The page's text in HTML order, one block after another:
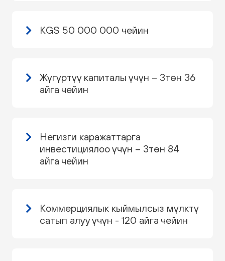
KGS 50 000 000 чейин
Жүгүртүү капиталы үчүн – 3төн 36
айга чейин
Негизги каражаттарга
инвестициялоо үчүн – 3төн 84
айга чейин
Коммерциялык кыймылсыз мүлктү
сатып алуу үчүн - 120 айга чейин